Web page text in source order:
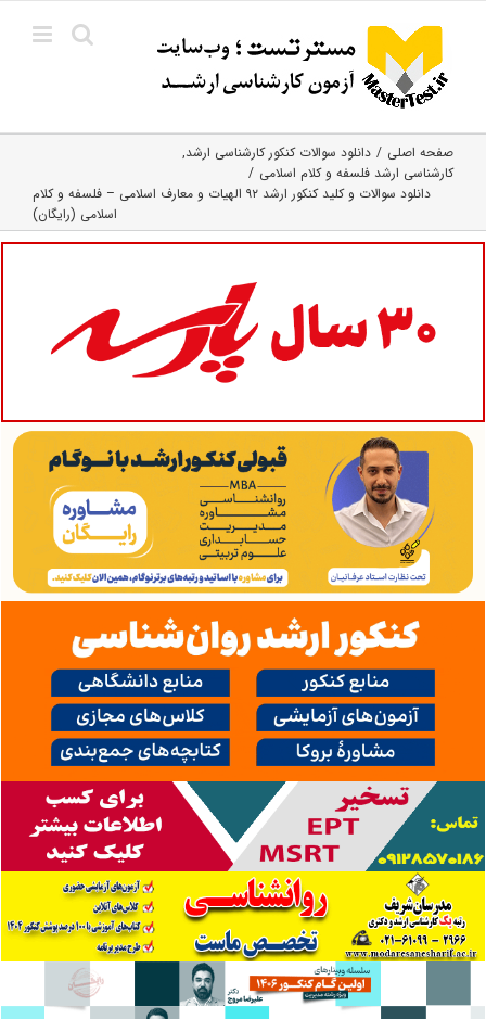
content
صفحه اصلی
دانلود سوالات کنکور کارشناسی ارشد
کارشناسی ارشد فلسفه و کلام اسلامی
دانلود سوالات و کلید کنکور ارشد ۹۲ الهیات و معارف اسلامی – فلسفه و کلام
اسلامی (رایگان)